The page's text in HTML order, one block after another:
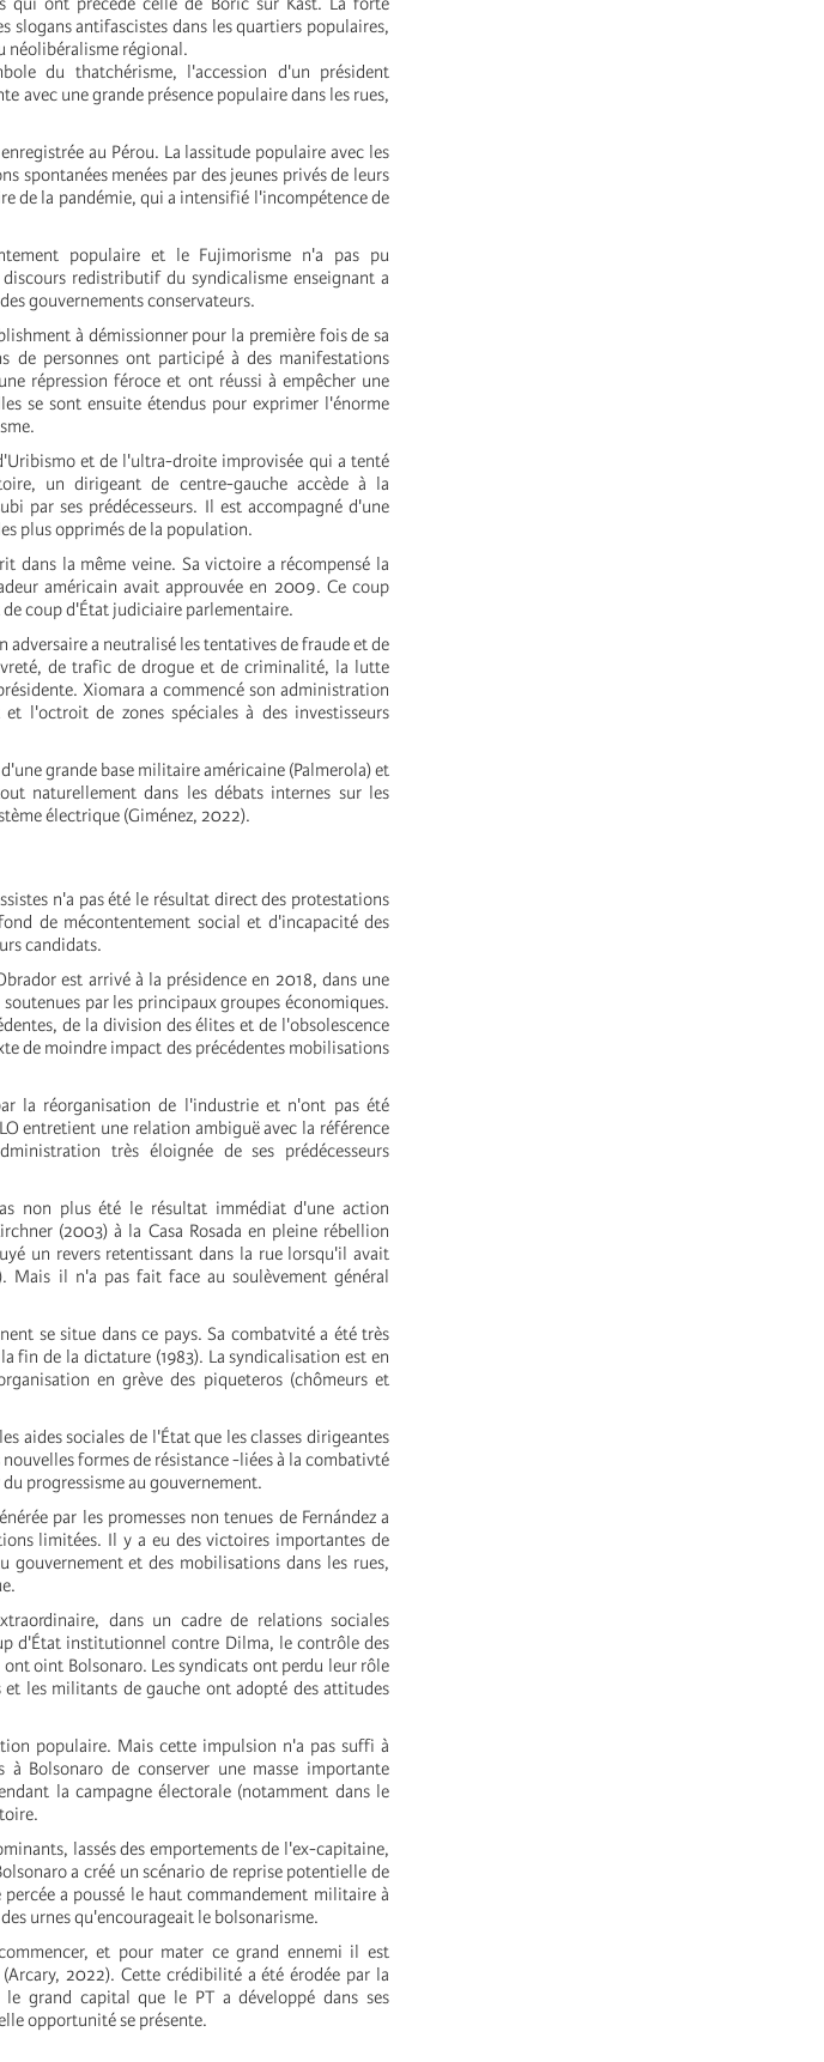
antifascistes dans les quartiers populaires,
néolibéralisme régional.
du thatchérisme, l'accession d'un président
avec une grande présence populaire dans les rues,
au Pérou. La lassitude populaire avec les
spontanées menées par des jeunes privés de leurs
de la pandémie, qui a intensifié l'incompétence de
populaire et le Fujimorisme n'a pas pu
redistributif du syndicalisme enseignant a
gouvernements conservateurs.
à démissionner pour la première fois de sa
de personnes ont participé à des manifestations
répression féroce et ont réussi à empêcher une
se sont ensuite étendus pour exprimer l'énorme
et de l'ultra-droite improvisée qui a tenté
un dirigeant de centre-gauche accède à la
par ses prédécesseurs. Il est accompagné d'une
plus opprimés de la population.
dans la même veine. Sa victoire a récompensé la
américain avait approuvée en 2009. Ce coup
coup d'État judiciaire parlementaire.
adversaire a neutralisé les tentatives de fraude et de
de trafic de drogue et de criminalité, la lutte
Xiomara a commencé son administration
l'octroit de zones spéciales à des investisseurs
grande base militaire américaine (Palmerola) et
naturellement dans les débats internes sur les
électrique (Giménez, 2022).
n'a pas été le résultat direct des protestations
de mécontentement social et d'incapacité des
candidats.
est arrivé à la présidence en 2018, dans une
par les principaux groupes économiques.
de la division des élites et de l'obsolescence
de moindre impact des précédentes mobilisations
la réorganisation de l'industrie et n'ont pas été
entretient une relation ambiguë avec la référence
très éloignée de ses prédécesseurs
non plus été le résultat immédiat d'une action
(2003) à la Casa Rosada en pleine rébellion
un revers retentissant dans la rue lorsqu'il avait
Mais il n'a pas fait face au soulèvement général
se situe dans ce pays. Sa combatvité a été très
fin de la dictature (1983). La syndicalisation est en
en grève des piqueteros (chômeurs et
aides sociales de l'État que les classes dirigeantes
formes de résistance -liées à la combativté
progressisme au gouvernement.
par les promesses non tenues de Fernández a
limitées. Il y a eu des victoires importantes de
gouvernement et des mobilisations dans les rues,
dans un cadre de relations sociales
d'État institutionnel contre Dilma, le contrôle des
oint Bolsonaro. Les syndicats ont perdu leur rôle
les militants de gauche ont adopté des attitudes
populaire. Mais cette impulsion n'a pas suffi à
Bolsonaro de conserver une masse importante
la campagne électorale (notamment dans le
lassés des emportements de l'ex-capitaine,
a créé un scénario de reprise potentielle de
a poussé le haut commandement militaire à
urnes qu'encourageait le bolsonarisme.
et pour mater ce grand ennemi il est
2022). Cette crédibilité a été érodée par la
grand capital que le PT a développé dans ses
opportunité se présente.